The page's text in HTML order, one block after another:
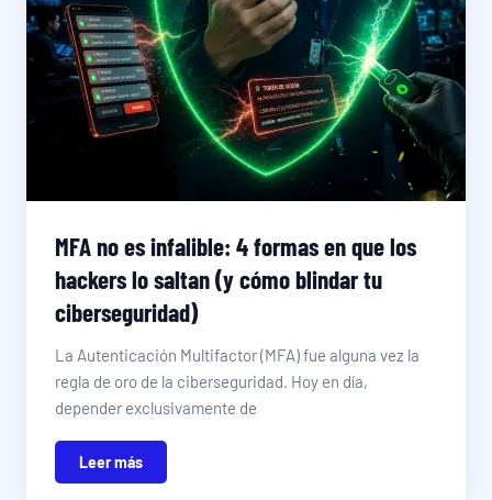
MFA no es infalible: 4 formas en que los
hackers lo saltan (y cómo blindar tu
ciberseguridad)
La Autenticación Multifactor (MFA) fue alguna vez la
regla de oro de la ciberseguridad. Hoy en día,
depender exclusivamente de
Leer más